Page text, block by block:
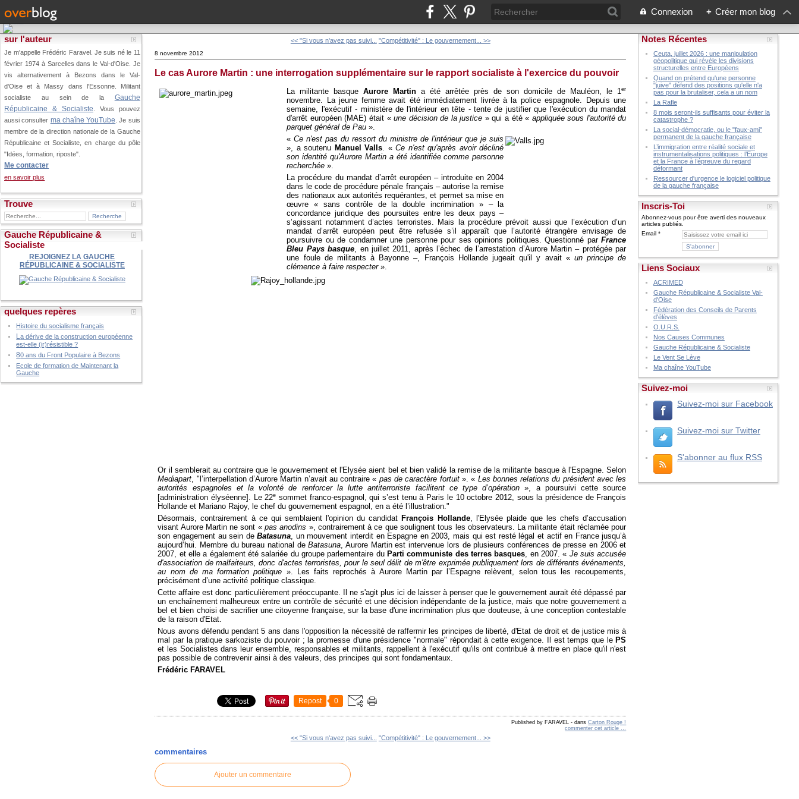
Connexion + Créer mon blog
sur l'auteur
Je m'appelle Frédéric Faravel. Je suis né le 11
février 1974 à Sarcelles dans le Val-d'Oise. Je
vis alternativement à Bezons dans le Val-
d'Oise et à Massy dans l'Essonne. Militant
socialiste au sein de la Gauche
Républicaine & Socialiste . Vous pouvez
aussi consulter ma chaîne YouTube . Je suis
membre de la direction nationale de la Gauche
Républicaine et Socialiste, en charge du pôle
"Idées, formation, riposte".
Me contacter
en savoir plus
Trouve
Gauche Républicaine &
Socialiste
REJOIGNEZ LA GAUCHE
RÉPUBLICAINE & SOCIALISTE
quelques repères
Histoire du socialisme français
La dérive de la construction européenne
est-elle (ir)résistible ?
80 ans du Front Populaire à Bezons
Ecole de formation de Maintenant la
Gauche
<< "Si vous n'avez pas suivi... "Compétitivité" : Le gouvernement... >>
8 novembre 2012
Le cas Aurore Martin : une interrogation supplémentaire sur le rapport socialiste à l'exercice du pouvoir
La militante basqueAurore Martin a été arrêtée près de son domicile de Mauléon, le 1er
novembre. La jeune femme avait été immédiatement livrée à la police espagnole. Depuis une
semaine, l'exécutif - ministère de l'intérieur en tête - tente de justifier que l'exécution du mandat
d'arrêt européen (MAE) était «une décision de la justice » qui a été « appliquée sous l'autorité du
parquet général de Pau ».
«Ce n'est pas du ressort du ministre de l'intérieur que je suis
», a soutenu Manuel Valls. «Ce n'est qu'après avoir décliné
son identité qu'Aurore Martin a été identifiée comme personne
recherchée ».
La procédure du mandat d’arrêt européen – introduite en 2004
dans le code de procédure pénale français – autorise la remise
des nationaux aux autorités requérantes, et permet sa mise en
œuvre « sans contrôle de la double incrimination » – la
concordance juridique des poursuites entre les deux pays –
s’agissant notamment d’actes terroristes. Mais la procédure prévoit aussi que l’exécution d’un
mandat d’arrêt européen peut être refusée s’il apparaît que l’autorité étrangère envisage de
poursuivre ou de condamner une personne pour ses opinions politiques. Questionné parFrance
Bleu Pays basque, en juillet 2011, après l’échec de l’arrestation d’Aurore Martin – protégée par
une foule de militants à Bayonne –, François Hollande jugeait qu'il y avait « un principe de
clémence à faire respecter».
Or il semblerait au contraire que le gouvernement et l'Elysée aient bel et bien validé la remise de la militante basque à l'Espagne. Selon
Mediapart, "l’interpellation d’Aurore Martin n’avait au contraire « pas de caractère fortuit». « Les bonnes relations du président avec les
autorités espagnoles et la volonté de renforcer la lutte antiterroriste facilitent ce type d’opération », a poursuivi cette source
[administration élyséenne]. Le 22e sommet franco-espagnol, qui s’est tenu à Paris le 10 octobre 2012, sous la présidence de François
Hollande et Mariano Rajoy, le chef du gouvernement espagnol, en a été l’illustration."
Désormais, contrairement à ce qui semblaient l'opinion du candidatFrançois Hollande, l'Elysée plaide que les chefs d’accusation
visant Aurore Martin ne sont «pas anodins », contrairement à ce que soulignent tous les observateurs. La militante était réclamée pour
son engagement au sein deBatasuna , un mouvement interdit en Espagne en 2003, mais qui est resté légal et actif en France jusqu’à
aujourd’hui. Membre du bureau national deBatasuna , Aurore Martin est intervenue lors de plusieurs conférences de presse en 2006 et
2007, et elle a également été salariée du groupe parlementaire du Parti communiste des terres basques , en 2007. « Je suis accusée
d'association de malfaiteurs, donc d'actes terroristes, pour le seul délit de m'être exprimée publiquement lors de différents événements,
au nom de ma formation politique ». Les faits reprochés à Aurore Martin par l’Espagne relèvent, selon tous les recoupements,
précisément d’une activité politique classique.
Cette affaire est donc particulièrement préoccupante. Il ne s'agit plus ici de laisser à penser que le gouvernement aurait été dépassé par
un enchaînement malheureux entre un contrôle de sécurité et une décision indépendante de la justice, mais que notre gouvernement a
bel et bien choisi de sacrifier une citoyenne française, sur la base d'une incrimination plus que douteuse, à une conception contestable
de la raison d'Etat.
Nous avons défendu pendant 5 ans dans l'opposition la nécessité de raffermir les principes de liberté, d'Etat de droit et de justice mis à
mal par la pratique sarkoziste du pouvoir ; la promesse d'une présidence "normale" répondait à cette exigence. Il est temps que lePS
et les Socialistes dans leur ensemble, responsables et militants, rappellent à l'exécutif qu'ils ont contribué à mettre en place qu'il n'est
pas possible de contrevenir ainsi à des valeurs, des principes qui sont fondamentaux.
Frédéric FARAVEL
Repost 0
Published by FARAVEL - dansCarton Rouge !
commenter cet article
<< "Si vous n'avez pas suivi... "Compétitivité" : Le gouvernement... >>
commentaires
Ajouter un commentaire
Notes Récentes
Ceuta, juillet 2026 : une manipulation
géopolitique qui révèle les divisions
structurelles entre Européens
Quand on prétend qu'une personne
"juive" défend des positions qu'elle n'a
pas pour la brutaliser, cela a un nom
La Rafle
8 mois seront-ils suffisants pour éviter la
catastrophe ?
La social-démocratie, ou le "faux-ami"
permanent de la gauche française
L’immigration entre réalité sociale et
instrumentalisations politiques : l’Europe
et la France à l’épreuve du regard
déformant
Ressourcer d'urgence le logiciel politique
de la gauche française
Inscris-Toi
Abonnez-vous pour être averti des nouveaux
articles publiés.
Email
Liens Sociaux
ACRIMED
Gauche Républicaine & Socialiste Val-
d'Oise
Fédération des Conseils de Parents
d'élèves
O.U.R.S.
Nos Causes Communes
Gauche Républicaine & Socialiste
Le Vent Se Lève
Ma chaîne YouTube
Suivez-moi
Suivez-moi sur Facebook
Suivez-moi sur Twitter
S'abonner au flux RSS